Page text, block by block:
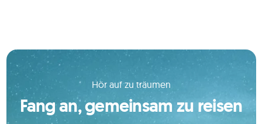
Hör auf zu träumen
Fang an, gemeinsam zu reisen